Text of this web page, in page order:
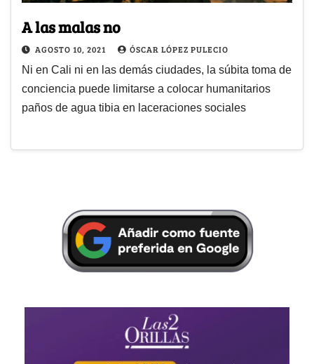
A las malas no
AGOSTO 10, 2021 ÓSCAR LÓPEZ PULECIO
Ni en Cali ni en las demás ciudades, la súbita toma de
conciencia puede limitarse a colocar humanitarios
paños de agua tibia en laceraciones sociales